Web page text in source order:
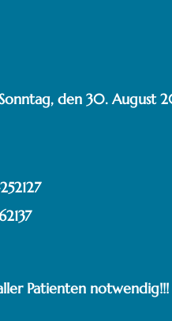
den 30. August
Patienten notwendig!!!